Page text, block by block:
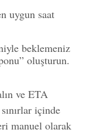
uygun saat
beklemeniz
oluşturun.
ve ETA
içinde
manuel olarak